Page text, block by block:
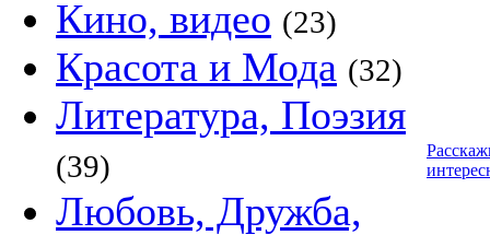
Кино, видео (23)
Красота и Мода (32)
Литература, Поэзия
(39)
Любовь, Дружба,